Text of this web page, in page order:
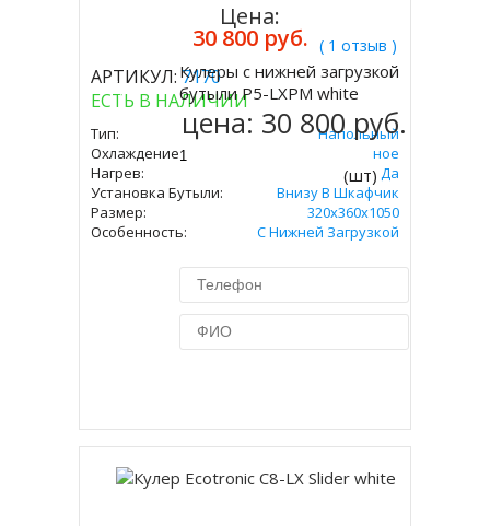
( 1 отзыв )
АРТИКУЛ:7170
ЕСТЬ В НАЛИЧИИ
Тип:
Напольный
Охлаждение:
Компрессорное
Нагрев:
Да
Установка Бутыли:
Внизу В Шкафчик
Размер:
320x360х1050
Особенность:
С Нижней Загрузкой
Цена:
30 800 руб.
Купить
Кулеры с нижней загрузкой
бутыли P5-LXPM white
цена: 30 800 руб.
(шт)